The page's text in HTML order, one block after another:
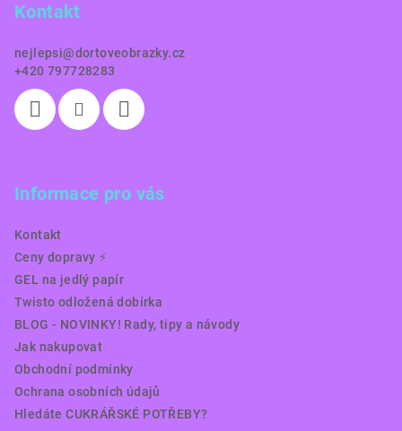
Kontakt
nejlepsi@dortoveobrazky.cz
+420 797728283
Informace pro vás
Kontakt
Ceny dopravy ⚡️
GEL na jedlý papír
Twisto odložená dobírka
BLOG - NOVINKY! Rady, tipy a návody
Jak nakupovat
Obchodní podmínky
Ochrana osobních údajů
Hledáte CUKRÁŘSKÉ POTŘEBY?